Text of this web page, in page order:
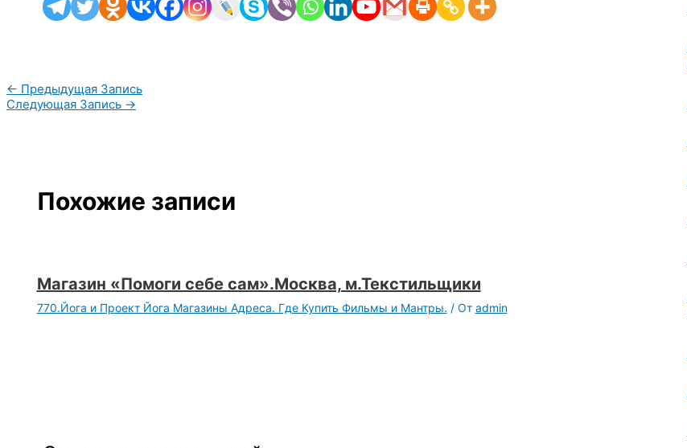
← Предыдущая Запись
Следующая Запись →
Похожие записи
Магазин «Помоги себе сам».Москва, м.Текстильщики
770.Йога и Проект Йога Магазины Адреса. Где Купить Фильмы и Мантры. / От admin